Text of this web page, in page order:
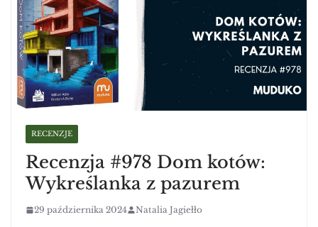
RECENZJE
Recenzja #978 Dom kotów:
Wykreślanka z pazurem
29 października 2024 Natalia Jagiełło